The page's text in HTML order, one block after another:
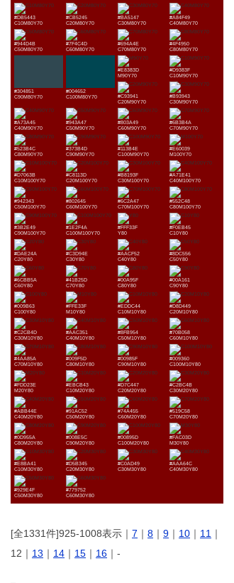
#DB5443
C10M80Y70
#CB5245
C20M80Y70
#BA5147
C30M80Y70
#A84F49
C40M80Y70
#944D4B
C50M80Y70
#7F4C4D
C60M80Y70
#694A4E
C70M80Y70
#4F4950
C80M80Y70
#304851
C90M80Y70
#004652
C100M80Y70
#E8383D
M90Y70
#D9383F
C10M90Y70
#C93941
C20M90Y70
#B93943
C30M90Y70
#A73A45
C40M90Y70
#943A47
C50M90Y70
#803A49
C60M90Y70
#6B3B4A
C70M90Y70
#523B4C
C80M90Y70
#373B4D
C90M90Y70
#113B4E
C100M90Y70
#E60039
M100Y70
#D7063B
C10M100Y70
#C8113D
C20M100Y70
#B8193F
C30M100Y70
#A71E41
C40M100Y70
#942343
C50M100Y70
#802645
C60M100Y70
#6C2A47
C70M100Y70
#552C48
C80M100Y70
#3B2E49
C90M100Y70
#1E2F4A
C100M100Y70
#FFF33F
Y80
#F0EB45
C10Y80
#DAE24A
C20Y80
#C3D94E
C30Y80
#AACF52
C40Y80
#8DC556
C50Y80
#6CBB5A
C60Y80
#41B25D
C70Y80
#00A95F
C80Y80
#00A161
C90Y80
#009B63
C100Y80
#FFE33F
M10Y80
#EDDC44
C10M10Y80
#D8D449
C20M10Y80
#C2CB4D
C30M10Y80
#AAC351
C40M10Y80
#8FB954
C50M10Y80
#70B058
C60M10Y80
#4AA85A
C70M10Y80
#009F5D
C80M10Y80
#00985F
C90M10Y80
#009360
C100M10Y80
#FDD23E
M20Y80
#EBCB43
C10M20Y80
#D7C447
C20M20Y80
#C2BC4B
C30M20Y80
#ABB44E
C40M20Y80
#91AC52
C50M20Y80
#74A455
C60M20Y80
#519C58
C70M20Y80
#0D955A
C80M20Y80
#008E5C
C90M20Y80
#00895D
C100M20Y80
#FAC03D
M30Y80
#E8BA41
C10M30Y80
#D5B345
C20M30Y80
#C0AD49
C30M30Y80
#AAA64C
C40M30Y80
#929E4F
C50M30Y80
#779752
C60M30Y80
[全1331件]925-1008表示｜ 7 ｜ 8 ｜ 9 ｜ 10 ｜ 11 ｜
12｜ 13 ｜ 14 ｜ 15 ｜ 16 ｜-